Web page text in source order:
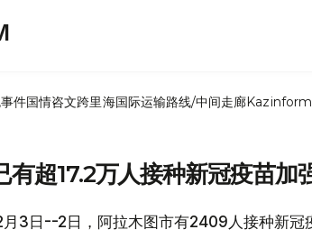
事件国情咨文跨里海国际运输路线/中间走廊
有超17.2万人接种新冠疫苗加
3日--2日，阿拉木图市有2409人接种新冠